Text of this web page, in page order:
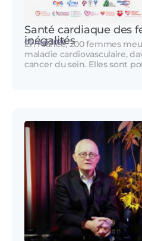
Santé cardiaque des
inégalités
05 mai 2026
En France, 200 femmes
maladie cardiovasculaire,
cancer du sein. Elles sont